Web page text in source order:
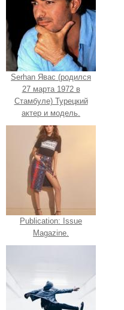
Serhan Явас (родился
27 марта 1972 в
Стамбуле) Турецкий
актер и модель.
Publication: Issue
Magazine.